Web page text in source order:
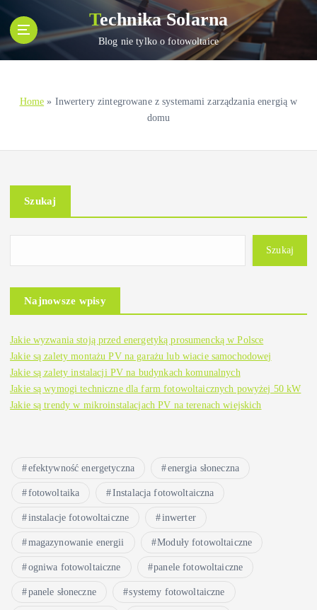
i
t
Technika Solarna
Blog nie tylko o fotowoltaice
Home » Inwertery zintegrowane z systemami zarządzania energią w
domu
Szukaj
Szukaj
Najnowsze wpisy
Jakie wyzwania stoją przed energetyką prosumencką w Polsce
Jakie są zalety montażu PV na garażu lub wiacie samochodowej
Jakie są zalety instalacji PV na budynkach komunalnych
Jakie są wymogi techniczne dla farm fotowoltaicznych powyżej 50 kW
Jakie są trendy w mikroinstalacjach PV na terenach wiejskich
efektywność energetyczna energia słoneczna
fotowoltaika Instalacja fotowoltaiczna
instalacje fotowoltaiczne inwerter
magazynowanie energii Moduły fotowoltaiczne
ogniwa fotowoltaiczne panele fotowoltaiczne
panele słoneczne systemy fotowoltaiczne